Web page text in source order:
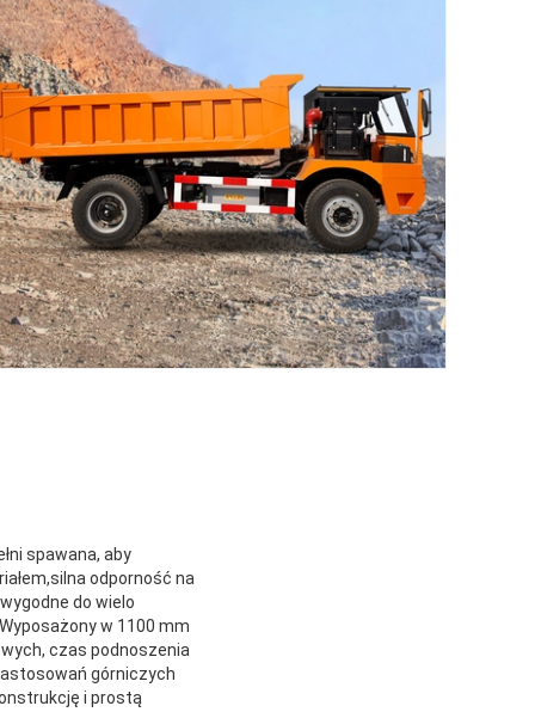
spawana, aby
odporność na
do wielo
w 1100 mm
czas podnoszenia
górniczych
i prostą